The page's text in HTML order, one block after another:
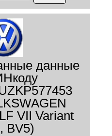
данные
VII Variant
BV5)